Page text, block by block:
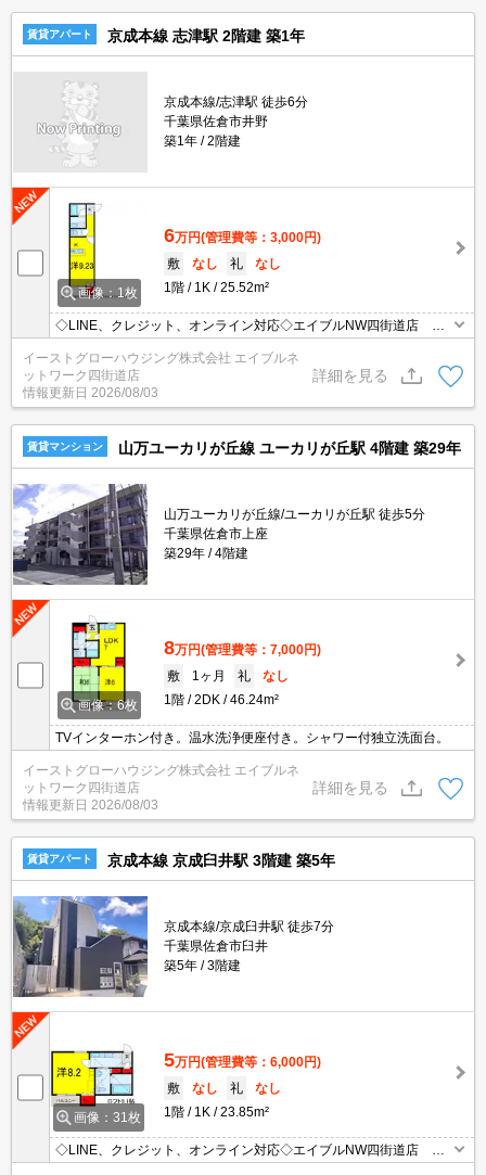
賃貸アパート 京成本線 志津駅 2階建 築1年
京成本線/志津駅 徒歩6分
千葉県佐倉市井野
築1年
2階建
画像：1枚
6万円(管理費等：3,000円)
敷
なし 礼
なし
1階
1K 25.52m²
◇LINE、クレジット、オンライン対応◇エイブルNW四街道店 人
気の新築。インターネット無料。宅配ボックスあり。
イーストグローハウジング株式会社 エイブルネ
ットワーク四街道店
情報更新日 2026/08/03
詳細を見る
賃貸マンション 山万ユーカリが丘線 ユーカリが丘駅 4階建 築29年
山万ユーカリが丘線/ユーカリが丘駅 徒歩5分
千葉県佐倉市上座
築29年
4階建
画像：6枚
8万円(管理費等：7,000円)
敷
1ヶ月 礼
なし
1階
2DK 46.24m²
TVインターホン付き。温水洗浄便座付き。シャワー付独立洗面台。
イーストグローハウジング株式会社 エイブルネ
ットワーク四街道店
情報更新日 2026/08/03
詳細を見る
賃貸アパート 京成本線 京成臼井駅 3階建 築5年
京成本線/京成臼井駅 徒歩7分
千葉県佐倉市臼井
築5年
3階建
画像：31枚
5万円(管理費等：6,000円)
敷
なし 礼
なし
1階
1K 23.85m²
◇LINE、クレジット、オンライン対応◇エイブルNW四街道店 イ
ンターネットWi-Fi無料。オートロック。駅近。日当たり良好！